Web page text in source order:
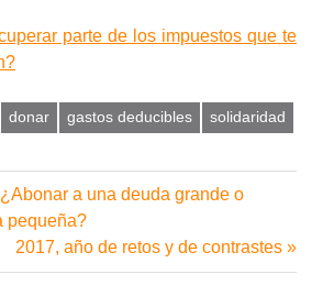
parte de los impuestos que te
donar gastos deducibles solidaridad
a una deuda grande o
pequeña?
Siguiente
entrada:
2017, año de retos y de contrastes